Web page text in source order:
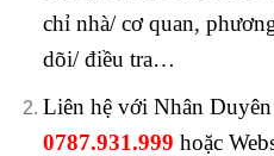
chỉ nhà/ cơ quan,
dõi/ điều tra…
Liên hệ với Nhân
0787.931.999 hoặc